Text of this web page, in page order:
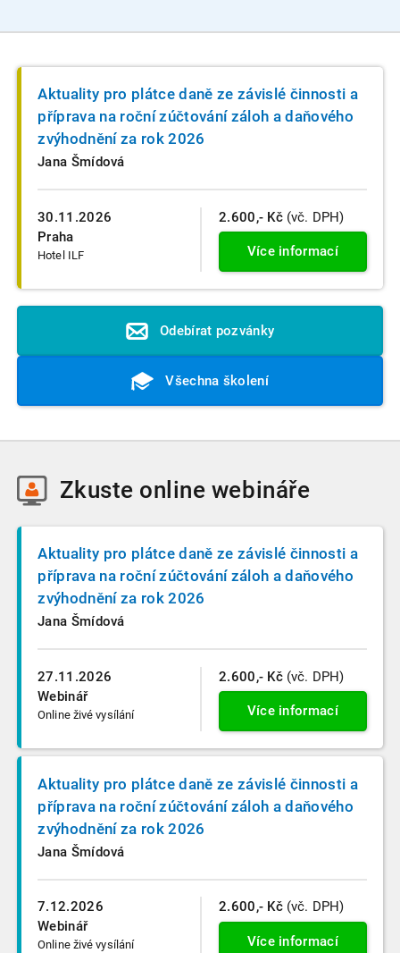
30.11.2026
Praha
Hotel ILF
Aktuality pro plátce daně ze závislé činnosti a
příprava na roční zúčtování záloh a daňového
zvýhodnění za rok 2026
Jana Šmídová
2.600,- Kč (vč. DPH)
Více informací
Odebírat pozvánky
Všechna školení
Zkuste online webináře
27.11.2026
Webinář
Online živé vysílání
Aktuality pro plátce daně ze závislé činnosti a
příprava na roční zúčtování záloh a daňového
zvýhodnění za rok 2026
Jana Šmídová
2.600,- Kč (vč. DPH)
Více informací
7.12.2026
Webinář
Online živé vysílání
Aktuality pro plátce daně ze závislé činnosti a
příprava na roční zúčtování záloh a daňového
zvýhodnění za rok 2026
Jana Šmídová
2.600,- Kč (vč. DPH)
Více informací